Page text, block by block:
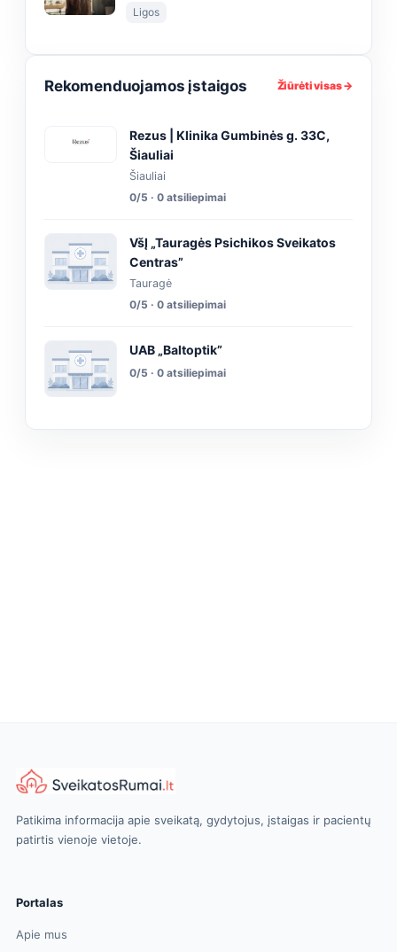
Ligos
Rekomenduojamos įstaigos Žiūrėti visas →
Rezus | Klinika Gumbinės g. 33C,
Šiauliai
Šiauliai
0/5 · 0 atsiliepimai
VšĮ „Tauragės Psichikos Sveikatos
Centras”
Tauragė
0/5 · 0 atsiliepimai
UAB „Baltoptik”
0/5 · 0 atsiliepimai
Patikima informacija apie sveikatą, gydytojus, įstaigas ir pacientų
patirtis vienoje vietoje.
Portalas
Apie mus